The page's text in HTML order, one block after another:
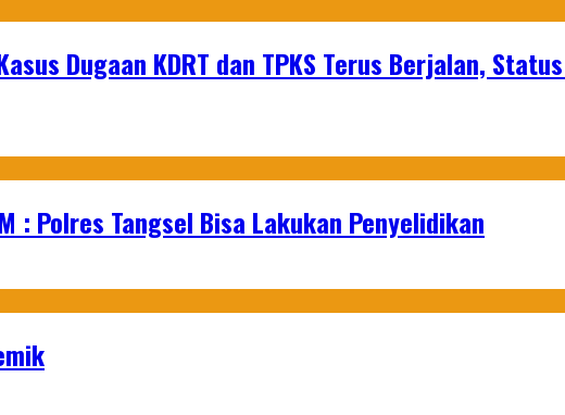
Dugaan KDRT dan TPKS Terus Berjalan,
: Polres Tangsel Bisa Lakukan Penyelidikan